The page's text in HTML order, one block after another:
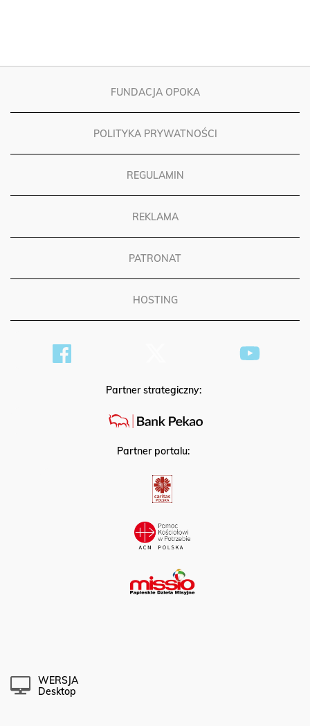
FUNDACJA OPOKA
POLITYKA PRYWATNOŚCI
REGULAMIN
REKLAMA
PATRONAT
HOSTING
Partner strategiczny:
Partner portalu:
WERSJA
Desktop